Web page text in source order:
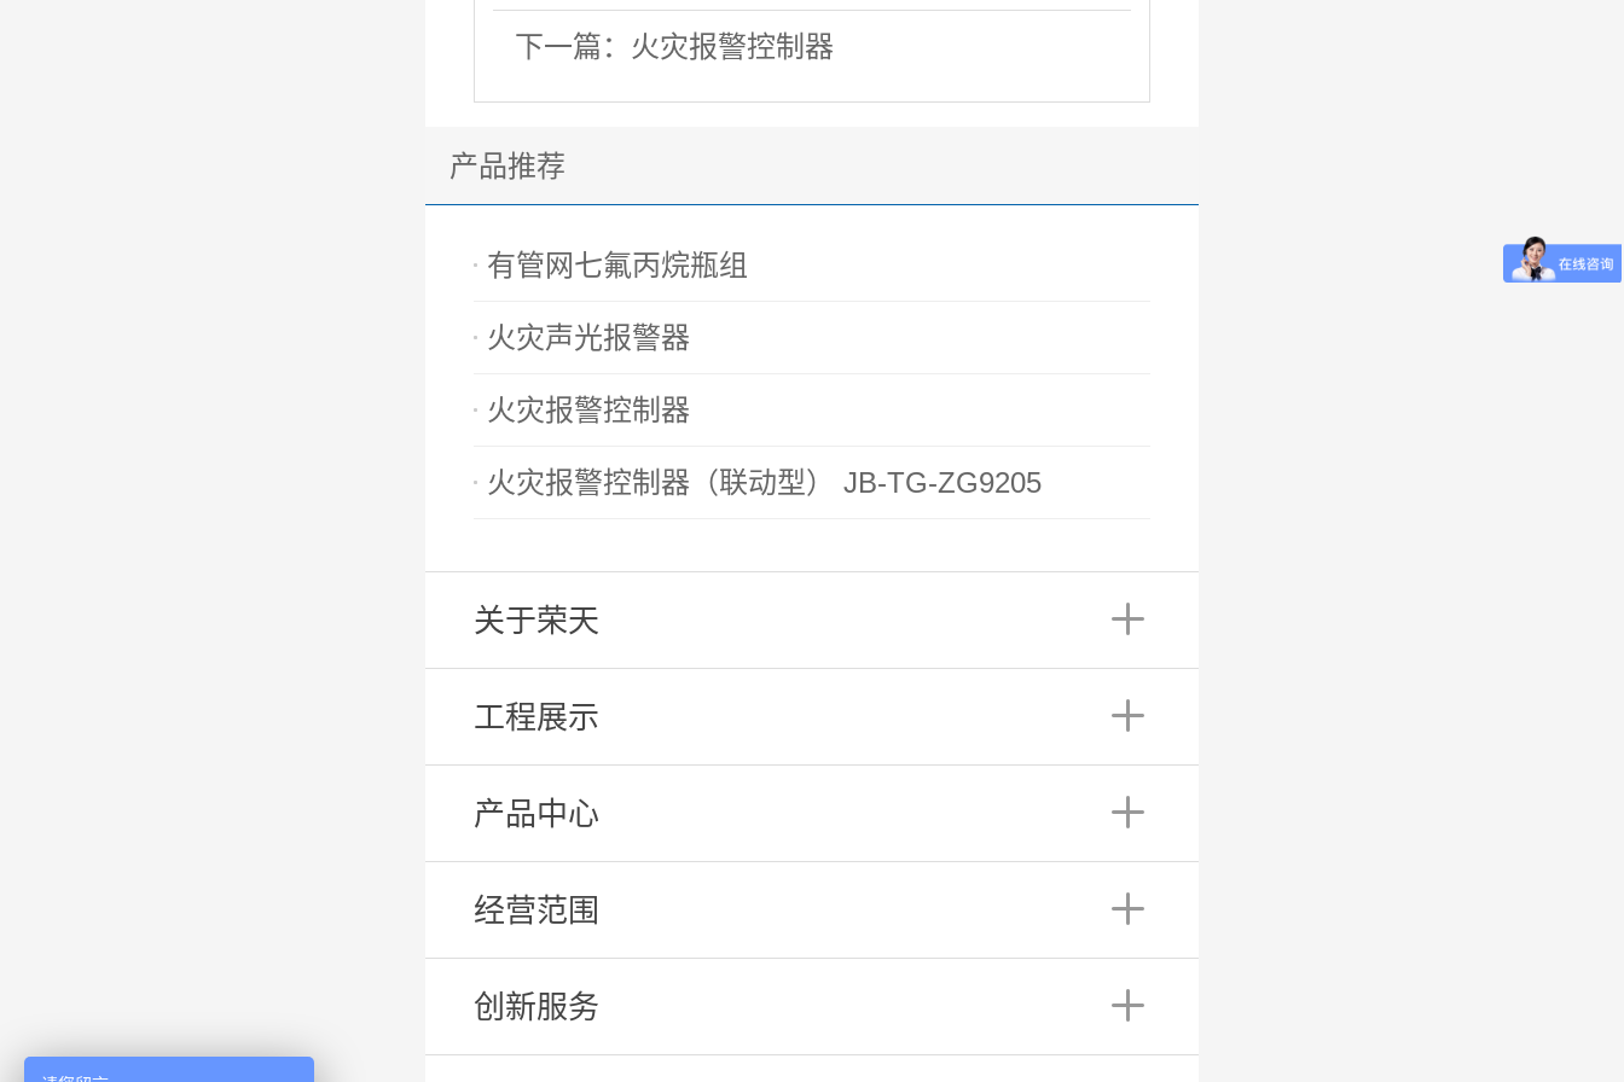
下一篇：火灾报警控制器
产品推荐
有管网七氟丙烷瓶组
火灾声光报警器
火灾报警控制器
火灾报警控制器（联动型） JB-TG-ZG9205
关于荣天
工程展示
产品中心
经营范围
创新服务